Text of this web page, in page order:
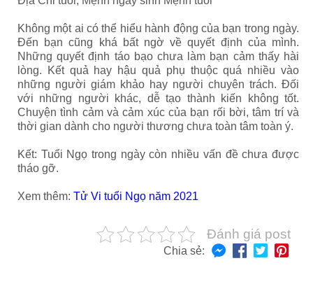
Không một ai có thể hiểu hành động của bạn trong ngày.
Đến bạn cũng khá bất ngờ về quyết định của mình.
Những quyết định táo bạo chưa làm bạn cảm thấy hài
lòng. Kết quả hay hậu quả phụ thuộc quá nhiều vào
những người giám khảo hay người chuyên trách. Đối
với những người khác, dễ tạo thành kiến không tốt.
Chuyện tình cảm và cảm xúc của bạn rối bời, tâm trí và
thời gian dành cho người thương chưa toàn tâm toàn ý.
Kết: Tuổi Ngọ trong ngày còn nhiều vấn đề chưa được
tháo gỡ.
Xem thêm: Tử Vi tuổi Ngọ năm 2021
Đánh giá post
Chia sẻ: